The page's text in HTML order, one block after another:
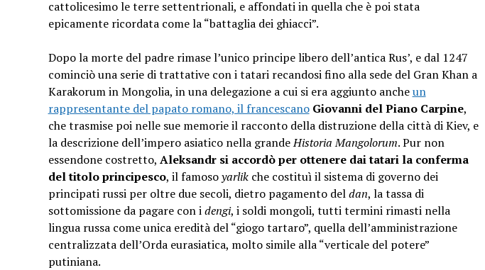
cattolicesimo le terre settentrionali, e affondati in quella che è poi stata
epicamente ricordata come la “battaglia dei ghiacci”.
Dopo la morte del padre rimase l’unico principe libero dell’antica Rus’, e dal 1247
cominciò una serie di trattative con i tatari recandosi fino alla sede del Gran Khan a
Karakorum in Mongolia, in una delegazione a cui si era aggiunto ancheun
rappresentante del papato romano, il francescano Giovanni del Piano Carpine,
che trasmise poi nelle sue memorie il racconto della distruzione della città di Kiev, e
la descrizione dell’impero asiatico nella grandeHistoria Mangolorum. Pur non
essendone costretto, Aleksandr si accordò per ottenere dai tatari la conferma
del titolo principesco, il famosoyarlikche costituì il sistema di governo dei
principati russi per oltre due secoli, dietro pagamento deldan, la tassa di
sottomissione da pagare con idengi, i soldi mongoli, tutti termini rimasti nella
lingua russa come unica eredità del “giogo tartaro”, quella dell’amministrazione
centralizzata dell’Orda eurasiatica, molto simile alla “verticale del potere”
putiniana.